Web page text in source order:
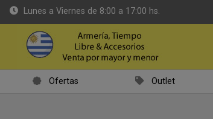
Lunes a Viernes de 8:00 a 17:00 hs.
Ofertas Outlet